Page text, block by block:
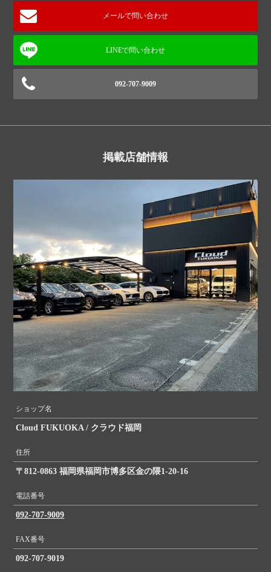
メールで問い合わせ
092-707-9009
掲載店舗情報
ショップ名
Cloud FUKUOKA / クラウド福岡
住所
〒812-0863 福岡県福岡市博多区金の隈1-20-16
電話番号
092-707-9009
FAX番号
092-707-9019